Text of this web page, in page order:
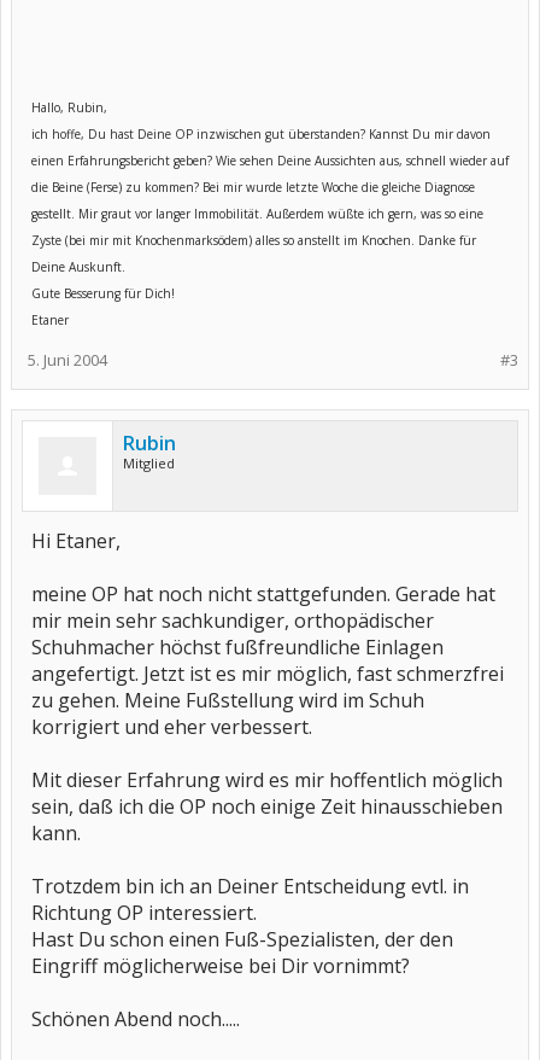
vor. Möglicherweise wird es danach recht lange dauern, bis ich
wieder normal gehfähig sein werde - oder vielleicht auch nicht
mehr?
Hat von Euch jemand obige OP evtl. schon hinter sich bzw.
Probleme mit dem Sprunggelenk? Ich bin sehr gespannt auf Eure
Erfahrungen.
Rubin
Hallo, Rubin,
ich hoffe, Du hast Deine OP inzwischen gut überstanden? Kannst Du mir davon
einen Erfahrungsbericht geben? Wie sehen Deine Aussichten aus, schnell wieder auf
die Beine (Ferse) zu kommen? Bei mir wurde letzte Woche die gleiche Diagnose
gestellt. Mir graut vor langer Immobilität. Außerdem wüßte ich gern, was so eine
Zyste (bei mir mit Knochenmarksödem) alles so anstellt im Knochen. Danke für
Deine Auskunft.
Gute Besserung für Dich!
Etaner
#3
5. Juni 2004
Rubin
Mitglied
Hi Etaner,
meine OP hat noch nicht stattgefunden. Gerade hat
mir mein sehr sachkundiger, orthopädischer
Schuhmacher höchst fußfreundliche Einlagen
angefertigt. Jetzt ist es mir möglich, fast schmerzfrei
zu gehen. Meine Fußstellung wird im Schuh
korrigiert und eher verbessert.
Mit dieser Erfahrung wird es mir hoffentlich möglich
sein, daß ich die OP noch einige Zeit hinausschieben
kann.
Trotzdem bin ich an Deiner Entscheidung evtl. in
Richtung OP interessiert.
Hast Du schon einen Fuß-Spezialisten, der den
Eingriff möglicherweise bei Dir vornimmt?
Schönen Abend noch.....